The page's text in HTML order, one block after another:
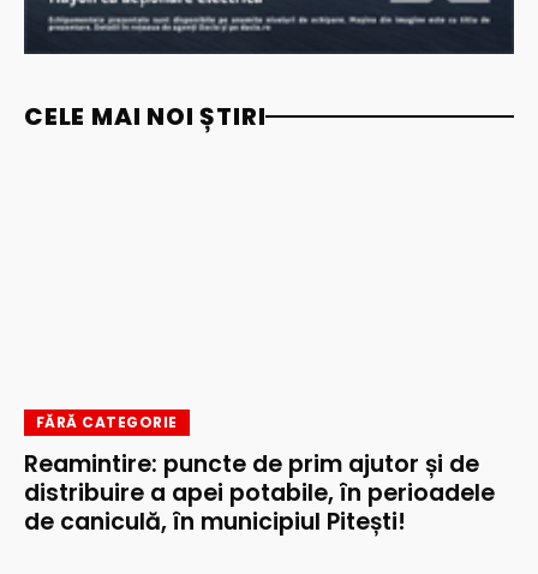
CELE MAI NOI ȘTIRI
FĂRĂ CATEGORIE
Reamintire: puncte de prim ajutor și de
distribuire a apei potabile, în perioadele
de caniculă, în municipiul Pitești!